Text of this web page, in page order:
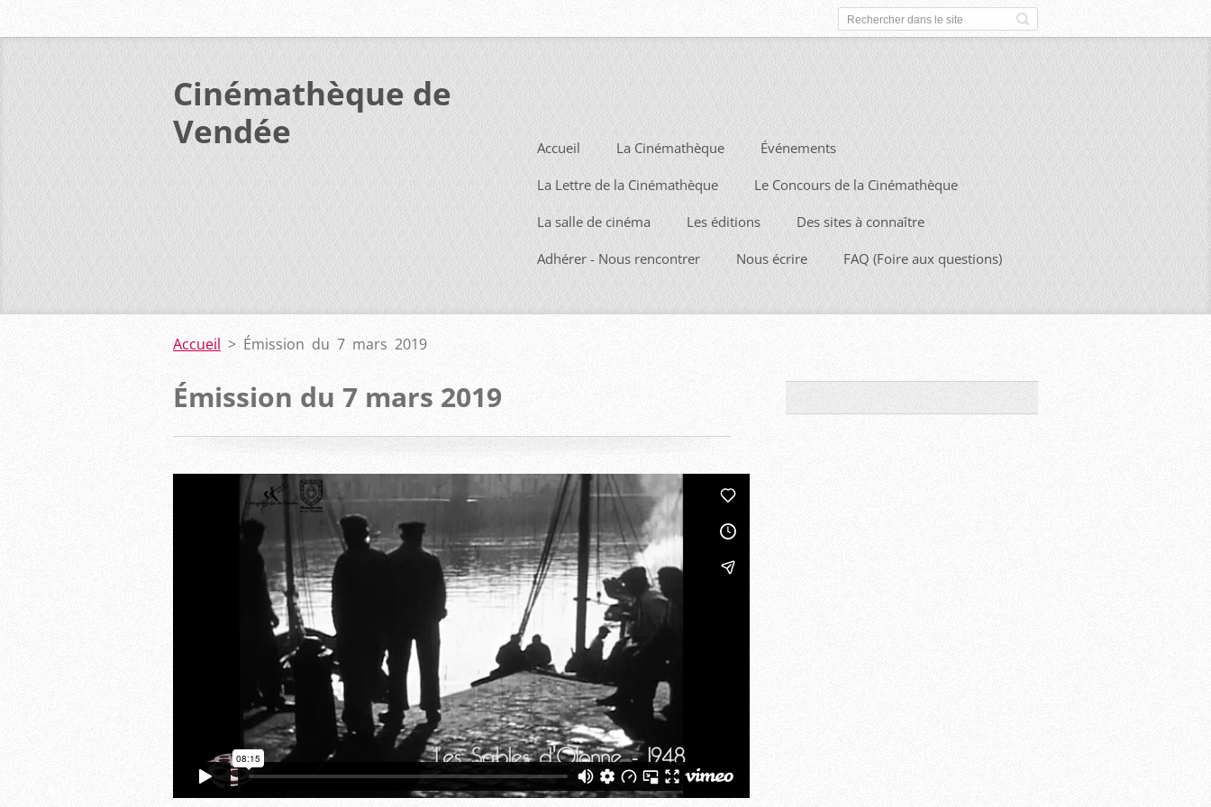
Cinémathèque de
Vendée
Accueil La Cinémathèque Événements
La Lettre de la Cinémathèque Le Concours de la Cinémathèque
La salle de cinéma Les éditions Des sites à connaître
Adhérer - Nous rencontrer Nous écrire FAQ (Foire aux questions)
Accueil > Émission du 7 mars 2019
Émission du 7 mars 2019